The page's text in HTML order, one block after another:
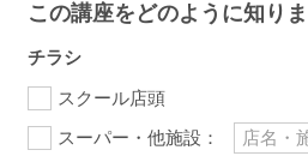
この講座をどのように知り
チラシ
スクール店頭
スーパー・他施設：